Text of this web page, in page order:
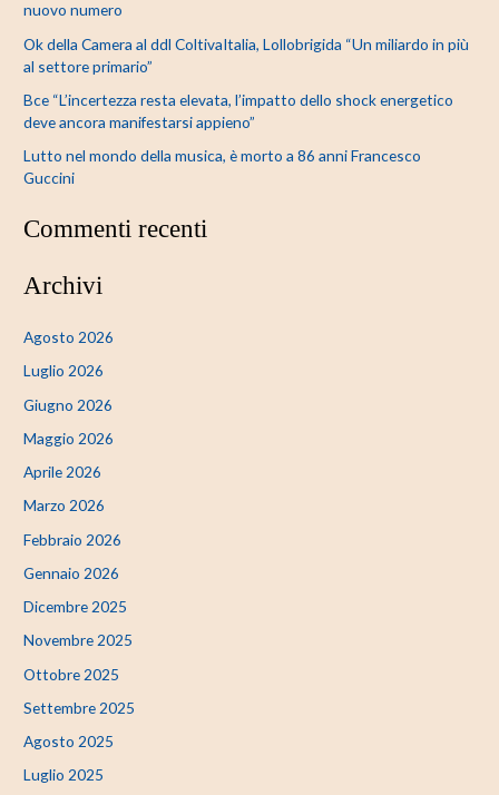
nuovo numero
Ok della Camera al ddl ColtivaItalia, Lollobrigida “Un miliardo in più
al settore primario”
Bce “L’incertezza resta elevata, l’impatto dello shock energetico
deve ancora manifestarsi appieno”
Lutto nel mondo della musica, è morto a 86 anni Francesco
Guccini
Commenti recenti
Archivi
Agosto 2026
Luglio 2026
Giugno 2026
Maggio 2026
Aprile 2026
Marzo 2026
Febbraio 2026
Gennaio 2026
Dicembre 2025
Novembre 2025
Ottobre 2025
Settembre 2025
Agosto 2025
Luglio 2025